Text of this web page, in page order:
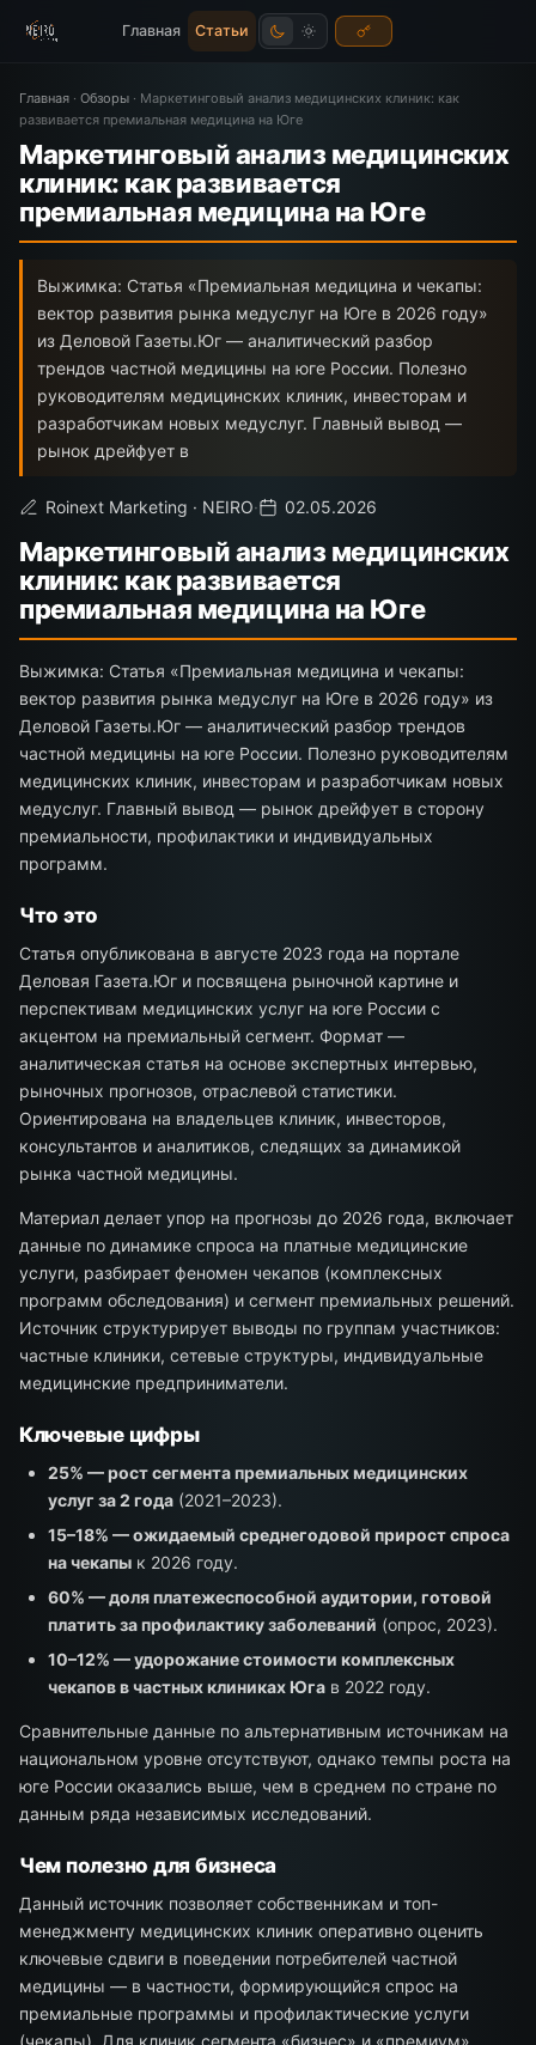
Главная Статьи
Главная · Обзоры · Маркетинговый анализ медицинских клиник: как
развивается премиальная медицина на Юге
Маркетинговый анализ медицинских
клиник: как развивается
премиальная медицина на Юге
Выжимка: Статья «Премиальная медицина и чекапы:
вектор развития рынка медуслуг на Юге в 2026 году»
из Деловой Газеты.Юг — аналитический разбор
трендов частной медицины на юге России. Полезно
руководителям медицинских клиник, инвесторам и
разработчикам новых медуслуг. Главный вывод —
рынок дрейфует в
Roinext Marketing · NEIRO· 02.05.2026
Маркетинговый анализ медицинских
клиник: как развивается
премиальная медицина на Юге
Выжимка: Статья «Премиальная медицина и чекапы:
вектор развития рынка медуслуг на Юге в 2026 году» из
Деловой Газеты.Юг — аналитический разбор трендов
частной медицины на юге России. Полезно руководителям
медицинских клиник, инвесторам и разработчикам новых
медуслуг. Главный вывод — рынок дрейфует в сторону
премиальности, профилактики и индивидуальных
программ.
Что это
Статья опубликована в августе 2023 года на портале
Деловая Газета.Юг и посвящена рыночной картине и
перспективам медицинских услуг на юге России с
акцентом на премиальный сегмент. Формат —
аналитическая статья на основе экспертных интервью,
рыночных прогнозов, отраслевой статистики.
Ориентирована на владельцев клиник, инвесторов,
консультантов и аналитиков, следящих за динамикой
рынка частной медицины.
Материал делает упор на прогнозы до 2026 года, включает
данные по динамике спроса на платные медицинские
услуги, разбирает феномен чекапов (комплексных
программ обследования) и сегмент премиальных решений.
Источник структурирует выводы по группам участников:
частные клиники, сетевые структуры, индивидуальные
медицинские предприниматели.
Ключевые цифры
25% — рост сегмента премиальных медицинских
услуг за 2 года (2021–2023).
15–18% — ожидаемый среднегодовой прирост спроса
на чекапы к 2026 году.
60% — доля платежеспособной аудитории, готовой
платить за профилактику заболеваний (опрос, 2023).
10–12% — удорожание стоимости комплексных
чекапов в частных клиниках Юга в 2022 году.
Сравнительные данные по альтернативным источникам на
национальном уровне отсутствуют, однако темпы роста на
юге России оказались выше, чем в среднем по стране по
данным ряда независимых исследований.
Чем полезно для бизнеса
Данный источник позволяет собственникам и топ-
менеджменту медицинских клиник оперативно оценить
ключевые сдвиги в поведении потребителей частной
медицины — в частности, формирующийся спрос на
премиальные программы и профилактические услуги
(чекапы). Для клиник сегмента «бизнес» и «премиум»